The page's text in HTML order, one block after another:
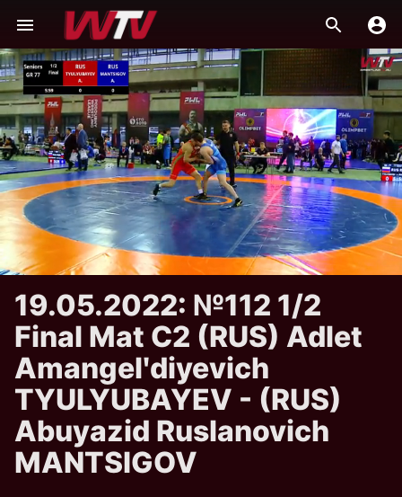
19.05.2022: №112 1/2
Final Mat C2 (RUS) Adlet
Amangelʹdiyevich
TYULYUBAYEV - (RUS)
Abuyazid Ruslanovich
MANTSIGOV